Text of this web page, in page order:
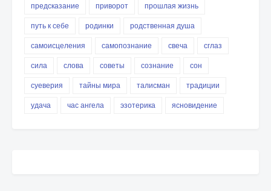
предсказание
приворот
прошлая жизнь
путь к себе
родинки
родственная душа
самоисцеления
самопознание свеча
сглаз
сила
слова советы сознание
сон
суеверия
тайны мира талисман
традиции
удача
час ангела эзотерика ясновидение